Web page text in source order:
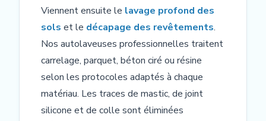
Viennent ensuite le lavage profond des
sols et le décapage des revêtements.
Nos autolaveuses professionnelles traitent
carrelage, parquet, béton ciré ou résine
selon les protocoles adaptés à chaque
matériau. Les traces de mastic, de joint
silicone et de colle sont éliminées